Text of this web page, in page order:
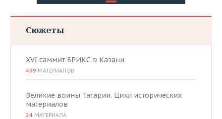
Сюжеты
XVI саммит БРИКС в Казани
499 МАТЕРИАЛОВ
Великие воины Татарии. Цикл исторических
материалов
24 МАТЕРИАЛА